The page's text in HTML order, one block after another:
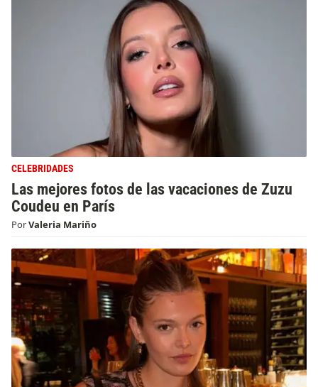
CELEBRIDADES
Las mejores fotos de las vacaciones de Zuzu
Coudeu en París
PorValeria Mariño